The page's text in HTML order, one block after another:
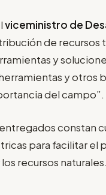
viceministro de
de recursos
y
y otros
del campo”.
constan
para facilitar el
recursos